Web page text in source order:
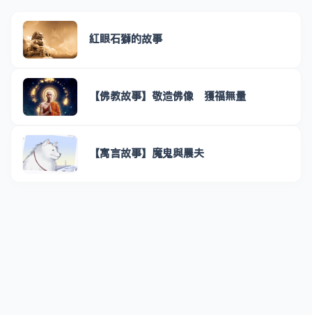
紅眼石獅的故事
【佛教故事】敬造佛像 獲福無量
【寓言故事】魔鬼與農夫